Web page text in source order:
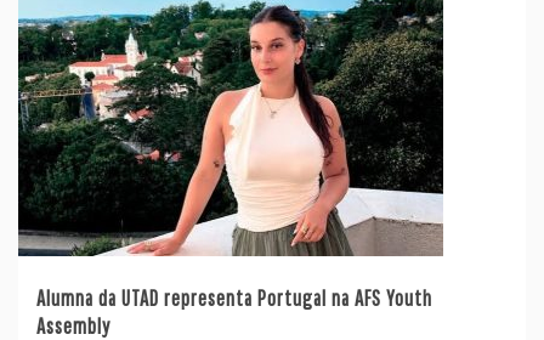
Alumna da UTAD representa Portugal na AFS Youth
Assembly